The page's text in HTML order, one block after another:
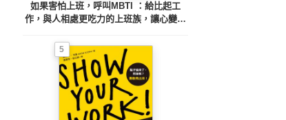
如果害怕上班，呼叫MBTI ：給比起工
作，與人相處更吃力的上班族，讓心變輕
5